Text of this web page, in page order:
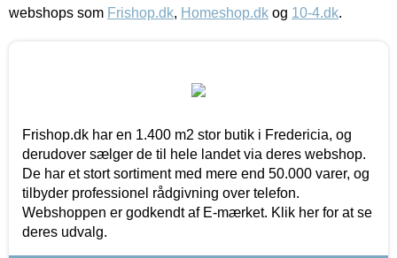
webshops som Frishop.dk, Homeshop.dk og 10-4.dk.
Frishop.dk har en 1.400 m2 stor butik i Fredericia, og
derudover sælger de til hele landet via deres webshop.
De har et stort sortiment med mere end 50.000 varer, og
tilbyder professionel rådgivning over telefon.
Webshoppen er godkendt af E-mærket. Klik her for at se
deres udvalg.